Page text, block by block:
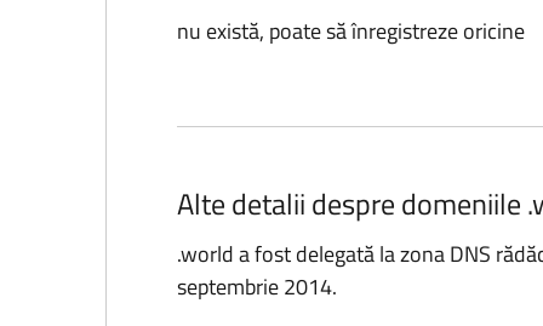
nu există, poate să înregistreze oricine
Alte detalii despre domeniile
.world a fost delegată la zona DNS
septembrie 2014.